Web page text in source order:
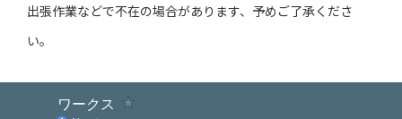
出張作業などで不在の場合があります、予めご了承くださ
い。